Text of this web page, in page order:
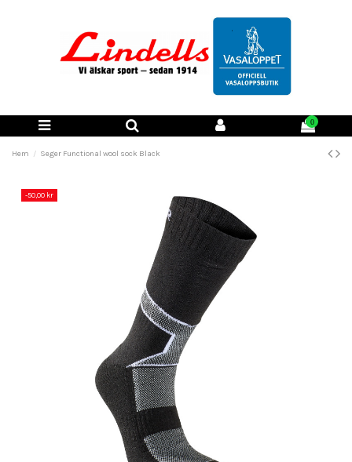
0
Hem Seger Functional wool sock Black
-50,00 kr